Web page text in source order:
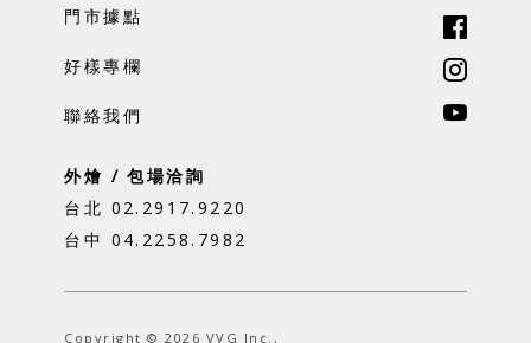
門市據點
好樣專欄
聯絡我們
外燴 / 包場洽詢
台北 02.2917.9220
台中 04.2258.7982
Copyright © 2026 VVG Inc.,